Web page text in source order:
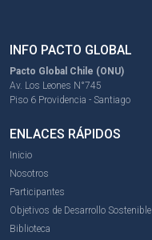
INFO PACTO GLOBAL
Pacto Global Chile (ONU)
Av. Los Leones N°745
Piso 6 Providencia - Santiago
ENLACES RÁPIDOS
Inicio
Nosotros
Participantes
Objetivos de Desarrollo Sostenible
Biblioteca